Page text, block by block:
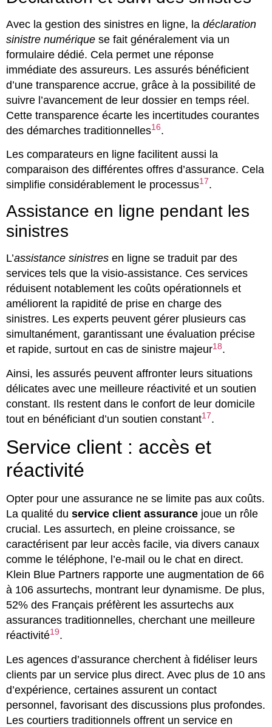
Avec la gestion des sinistres en ligne, la déclaration
sinistre numérique se fait généralement via un
formulaire dédié. Cela permet une réponse
immédiate des assureurs. Les assurés bénéficient
d’une transparence accrue, grâce à la possibilité de
suivre l’avancement de leur dossier en temps réel.
Cette transparence écarte les incertitudes courantes
des démarches traditionnelles16.
Les comparateurs en ligne facilitent aussi la
comparaison des différentes offres d’assurance. Cela
simplifie considérablement le processus17.
Assistance en ligne pendant les
sinistres
L’assistance sinistres en ligne se traduit par des
services tels que la visio-assistance. Ces services
réduisent notablement les coûts opérationnels et
améliorent la rapidité de prise en charge des
sinistres. Les experts peuvent gérer plusieurs cas
simultanément, garantissant une évaluation précise
et rapide, surtout en cas de sinistre majeur18.
Ainsi, les assurés peuvent affronter leurs situations
délicates avec une meilleure réactivité et un soutien
constant. Ils restent dans le confort de leur domicile
tout en bénéficiant d’un soutien constant17.
Service client : accès et
réactivité
Opter pour une assurance ne se limite pas aux coûts.
La qualité du service client assurance joue un rôle
crucial. Les assurtech, en pleine croissance, se
caractérisent par leur accès facile, via divers canaux
comme le téléphone, l’e-mail ou le chat en direct.
Klein Blue Partners rapporte une augmentation de 66
à 106 assurtechs, montrant leur dynamisme. De plus,
52% des Français préfèrent les assurtechs aux
assurances traditionnelles, cherchant une meilleure
réactivité19.
Les agences d’assurance cherchent à fidéliser leurs
clients par un service plus direct. Avec plus de 10 ans
d’expérience, certaines assurent un contact
personnel, favorisant des discussions plus profondes.
Les courtiers traditionnels offrent un service en